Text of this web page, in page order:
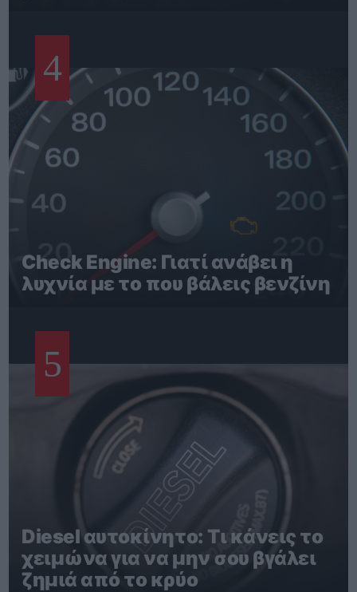
4
Check Engine: Γιατί ανάβει η
λυχνία με το που βάλεις βενζίνη
5
Diesel αυτοκίνητο: Τι κάνεις το
χειμώνα για να μην σου βγάλει
ζημιά από το κρύο